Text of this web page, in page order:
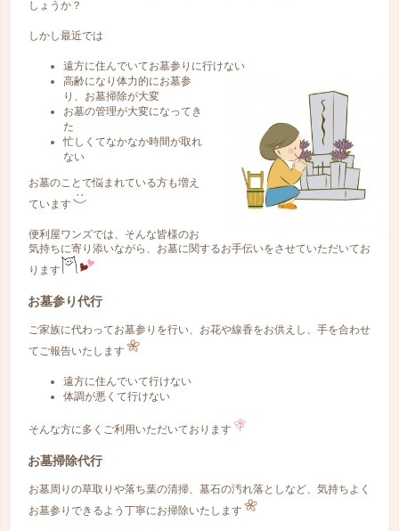
しょうか？
しかし最近では
遠方に住んでいてお墓参りに行けない
高齢になり体力的にお墓参
り、お墓掃除が大変
お墓の管理が大変になってき
た
忙しくてなかなか時間が取れ
ない
お墓のことで悩まれている方も増え
ています
便利屋ワンズでは、そんな皆様のお
気持ちに寄り添いながら、お墓に関するお手伝いをさせていただいてお
ります
お墓参り代行
ご家族に代わってお墓参りを行い、お花や線香をお供えし、手を合わせ
てご報告いたします
遠方に住んでいて行けない
体調が悪くて行けない
そんな方に多くご利用いただいております
お墓掃除代行
お墓周りの草取りや落ち葉の清掃、墓石の汚れ落としなど、気持ちよく
お墓参りできるよう丁寧にお掃除いたします